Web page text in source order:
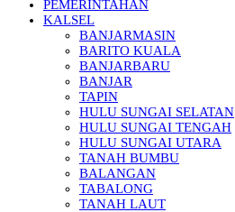
PEMERINTAHAN
KALSEL
BANJARMASIN
BARITO KUALA
BANJARBARU
BANJAR
TAPIN
HULU SUNGAI SELATAN
HULU SUNGAI TENGAH
HULU SUNGAI UTARA
TANAH BUMBU
BALANGAN
TABALONG
TANAH LAUT